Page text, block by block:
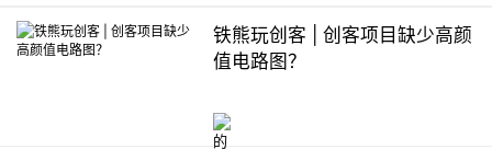
铁熊玩创客 | 创客项目缺少高颜
值电路图？